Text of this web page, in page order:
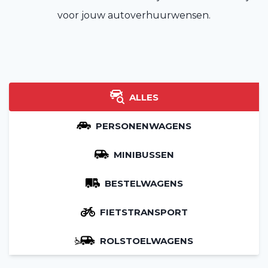
voor jouw autoverhuurwensen.
ALLES
PERSONENWAGENS
MINIBUSSEN
BESTELWAGENS
FIETSTRANSPORT
ROLSTOELWAGENS